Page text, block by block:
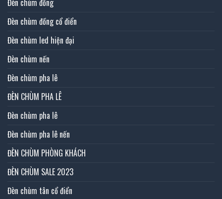
Đèn chùm đồng cổ điển
Đèn chùm led hiện đại
Đèn chùm nến
Đèn chùm pha lê
ĐÈN CHÙM PHA LÊ
Đèn chùm pha lê
Đèn chùm pha lê nến
ĐÈN CHÙM PHÒNG KHÁCH
ĐÈN CHÙM SALE 2023
Đèn chùm tân cổ điển